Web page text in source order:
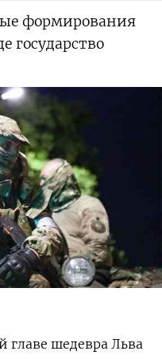
формирования
государство
главе шедевра Льва